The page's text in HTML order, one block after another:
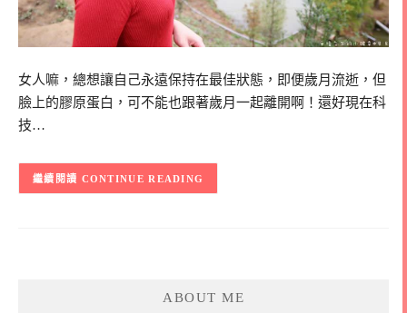
女人嘛，總想讓自己永遠保持在最佳狀態，即便歲月流逝，但
臉上的膠原蛋白，可不能也跟著歲月一起離開啊！還好現在科
技…
CONTINUE READING
ABOUT ME